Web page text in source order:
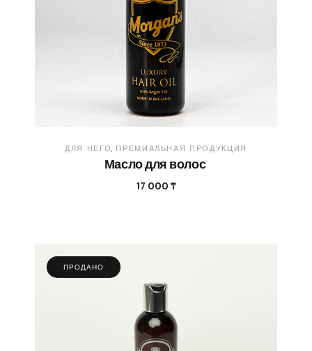
ДЛЯ НЕГО ПРЕМИАЛЬНАЯ ПРОДУКЦИЯ
Масло для волос
17 000 ₸
ПРОДАНО